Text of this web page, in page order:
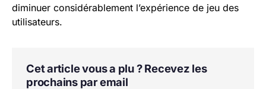
diminuer considérablement l’expérience de jeu des
utilisateurs.
Cet article vous a plu ? Recevez les
prochains par email